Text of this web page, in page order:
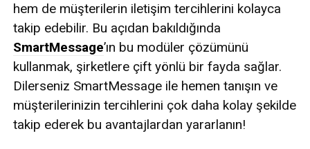
hem de müşterilerin iletişim tercihlerini kolayca
takip edebilir. Bu açıdan bakıldığında
SmartMessage’ın bu modüler çözümünü
kullanmak, şirketlere çift yönlü bir fayda sağlar.
Dilerseniz SmartMessage ile hemen tanışın ve
müşterilerinizin tercihlerini çok daha kolay şekilde
takip ederek bu avantajlardan yararlanın!